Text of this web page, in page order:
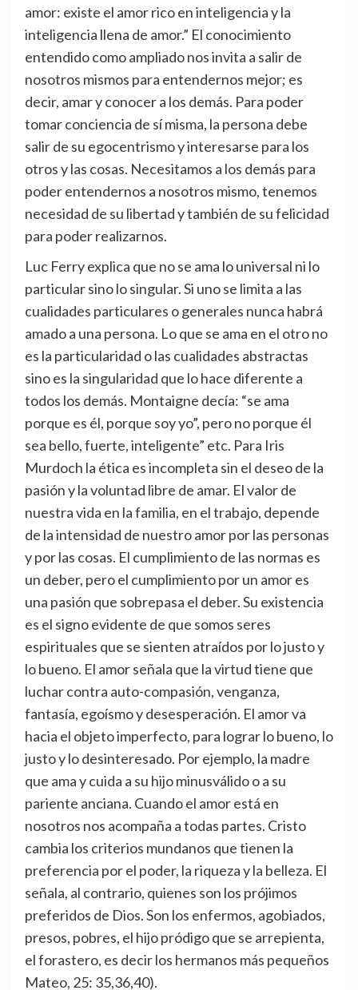
amor: existe el amor rico en inteligencia y la
inteligencia llena de amor.” El conocimiento
entendido como ampliado nos invita a salir de
nosotros mismos para entendernos mejor; es
decir, amar y conocer a los demás. Para poder
tomar conciencia de sí misma, la persona debe
salir de su egocentrismo y interesarse para los
otros y las cosas. Necesitamos a los demás para
poder entendernos a nosotros mismo, tenemos
necesidad de su libertad y también de su felicidad
para poder realizarnos.
Luc Ferry explica que no se ama lo universal ni lo
particular sino lo singular. Si uno se limita a las
cualidades particulares o generales nunca habrá
amado a una persona. Lo que se ama en el otro no
es la particularidad o las cualidades abstractas
sino es la singularidad que lo hace diferente a
todos los demás. Montaigne decía: “se ama
porque es él, porque soy yo”, pero no porque él
sea bello, fuerte, inteligente” etc. Para Iris
Murdoch la ética es incompleta sin el deseo de la
pasión y la voluntad libre de amar. El valor de
nuestra vida en la familia, en el trabajo, depende
de la intensidad de nuestro amor por las personas
y por las cosas. El cumplimiento de las normas es
un deber, pero el cumplimiento por un amor es
una pasión que sobrepasa el deber. Su existencia
es el signo evidente de que somos seres
espirituales que se sienten atraídos por lo justo y
lo bueno. El amor señala que la virtud tiene que
luchar contra auto-compasión, venganza,
fantasía, egoísmo y desesperación. El amor va
hacia el objeto imperfecto, para lograr lo bueno, lo
justo y lo desinteresado. Por ejemplo, la madre
que ama y cuida a su hijo minusválido o a su
pariente anciana. Cuando el amor está en
nosotros nos acompaña a todas partes. Cristo
cambia los criterios mundanos que tienen la
preferencia por el poder, la riqueza y la belleza. El
señala, al contrario, quienes son los prójimos
preferidos de Dios. Son los enfermos, agobiados,
presos, pobres, el hijo pródigo que se arrepienta,
el forastero, es decir los hermanos más pequeños
Mateo, 25: 35,36,40).